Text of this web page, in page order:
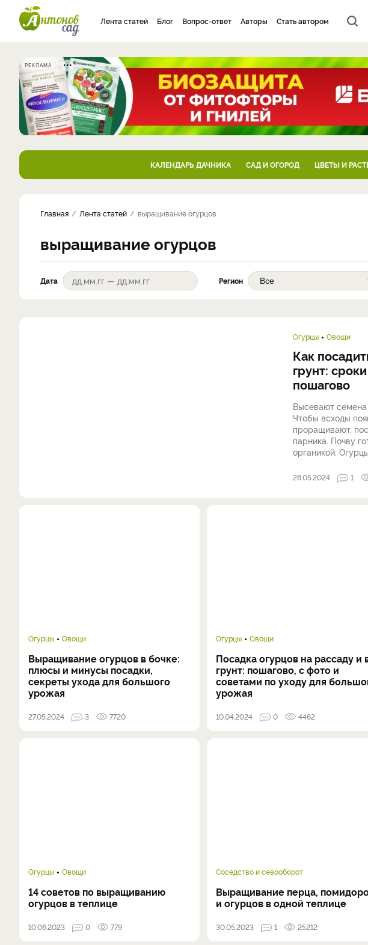
Лента статей Блог Вопрос-ответ Авторы Стать автором
РЕКЛАМА
КАЛЕНДАРЬ ДАЧНИКА САД И ОГОРОД ЦВЕТЫ И
Главная Лента статей выращивание огурцов
выращивание огурцов
Дата Регион
Огурцы Овощи
Как
грунт:
пошагово
Высевают семена
Чтобы всходы
проращивают,
парника. Почву
органикой.
28.05.2024 1
Огурцы Овощи
Выращивание огурцов в бочке:
плюсы и минусы посадки,
секреты ухода для большого
урожая
27.05.2024 3 7720
Огурцы Овощи
Посадка огурцов на рассаду и
грунт: пошагово, с фото и
советами по уходу для
урожая
10.04.2024 0 4462
Огурцы Овощи
14 советов по выращиванию
огурцов в теплице
10.06.2023 0 779
Соседство и севооборот
Выращивание перца,
и огурцов в одной теплице
30.05.2023 1 25212